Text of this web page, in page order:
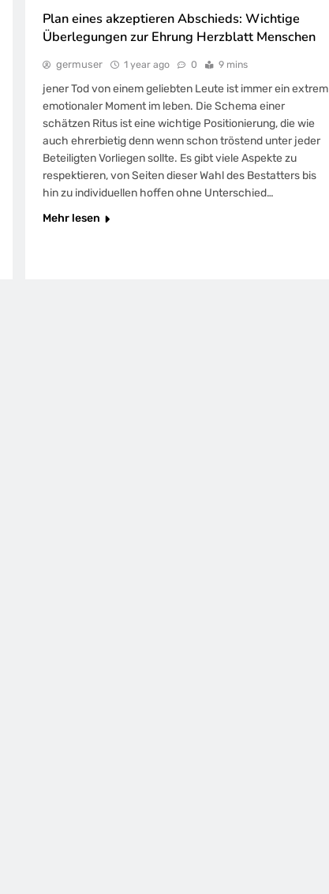
Plan eines akzeptieren Abschieds: Wichtige
Überlegungen zur Ehrung Herzblatt Menschen
germuser 1 year ago 0 9 mins
jener Tod von einem geliebten Leute ist immer ein extrem
emotionaler Moment im leben. Die Schema einer
schätzen Ritus ist eine wichtige Positionierung, die wie
auch ehrerbietig denn wenn schon tröstend unter jeder
Beteiligten Vorliegen sollte. Es gibt viele Aspekte zu
respektieren, von Seiten dieser Wahl des Bestatters bis
hin zu individuellen hoffen ohne Unterschied…
Mehr lesen